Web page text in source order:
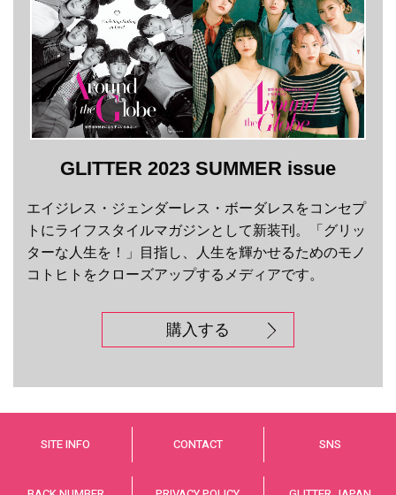
GLITTER 2023 SUMMER issue
エイジレス・ジェンダーレス・ボーダレスをコンセプ
トにライフスタイルマガジンとして新装刊。「グリッ
ターな人生を！」目指し、人生を輝かせるためのモノ
コトヒトをクローズアップするメディアです。
購入する
SITE INFO CONTACT SNS